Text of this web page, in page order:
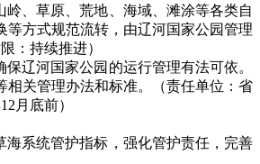
、草原、荒地、海域、滩涂等各类自
方式规范流转，由辽河国家公园管理
：持续推进）
辽河国家公园的运行管理有法可依。
关管理办法和标准。（责任单位：省
月底前）
系统管护指标，强化管护责任，完善